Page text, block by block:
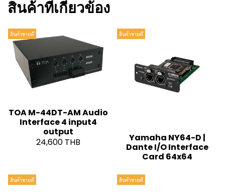
สินค้าที่เกี่ยวข้อง
สินค้าขายดี
TOA M-44DT-AM Audio
Interface 4 input4
output
24,600 THB
สินค้าขายดี
Yamaha NY64-D |
Dante I/O Interface
Card 64x64
สินค้าขายดี สินค้าขายดี